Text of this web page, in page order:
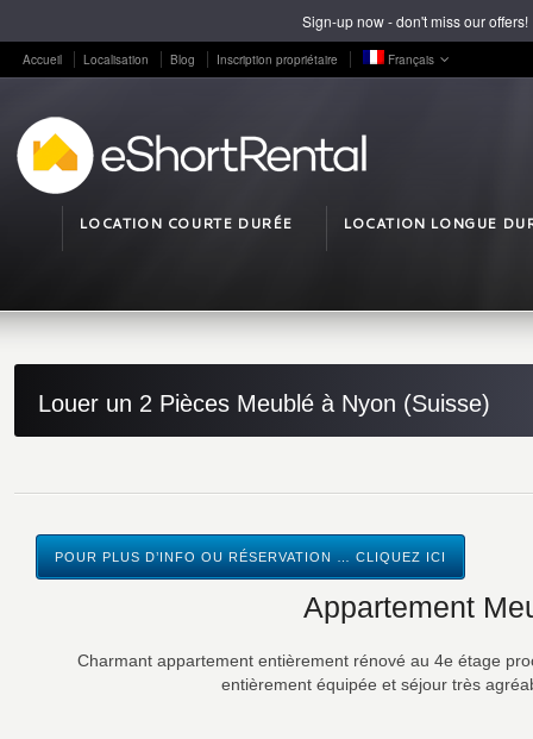
Accueil Localisation Blog Inscription propriétaire Français
LOCATION COURTE DURÉE LOCATION LONGUE
Louer un 2 Pièces Meublé à Nyon (Suisse)
POUR PLUS D’INFO OU RÉSERVATION … CLIQUEZ ICI
Appartement
Charmant appartement entièrement rénové au 4e étage
entièrement équipée et séjour très
Sign-up now - don't miss our offers!